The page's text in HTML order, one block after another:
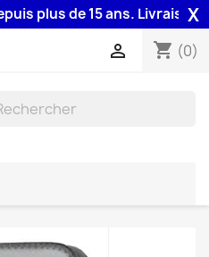
plus de 15 ans. Livraison X
shopping_cart (0)
